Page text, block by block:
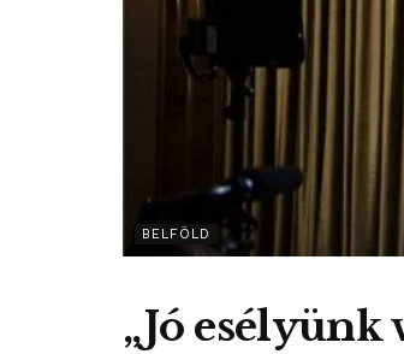
BELFÖLD
„Jó esélyünk